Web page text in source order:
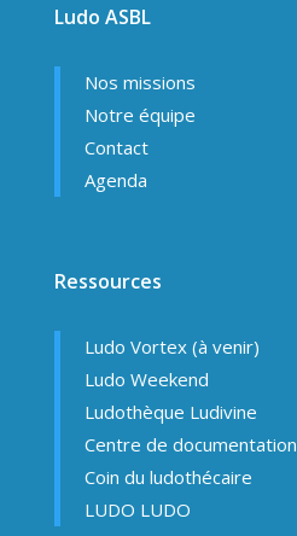
Ludo ASBL
Nos missions
Notre équipe
Contact
Agenda
Ressources
Ludo Vortex (à venir)
Ludo Weekend
Ludothèque Ludivine
Centre de documentation
Coin du ludothécaire
LUDO LUDO